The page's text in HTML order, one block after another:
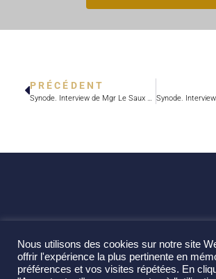
PRÉCÉDENT
Synode. Interview de Mgr Le Saux « Réveiller la conscience missionnaire des baptisés »
Nous utilisons des cookies sur notre site
offrir l'expérience la plus pertinente en
préférences et vos visites répétées. En